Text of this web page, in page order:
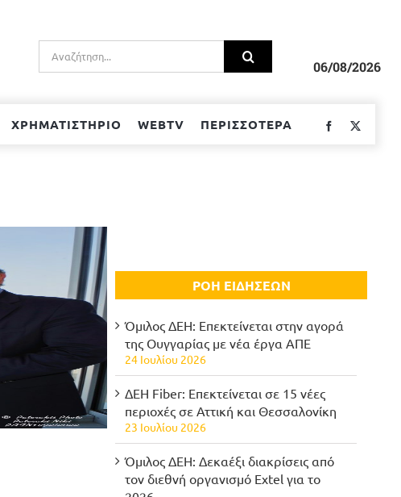
Αναζήτηση
για:
06/08/2026
ΧΡΗΜΑΤΙΣΤΗΡΙΟ WEBTV ΠΕΡΙΣΣΟΤΕΡΑ Facebook
ΡΟΗ ΕΙΔΗΣΕΩΝ
Όμιλος ΔΕΗ: Επεκτείνεται στην αγορά
της Ουγγαρίας με νέα έργα ΑΠΕ
24 Ιουλίου 2026
ΔΕΗ Fiber: Επεκτείνεται σε 15 νέες
περιοχές σε Αττική και Θεσσαλονίκη
23 Ιουλίου 2026
Όμιλος ΔΕΗ: Δεκαέξι διακρίσεις από
τον διεθνή οργανισμό Extel για το